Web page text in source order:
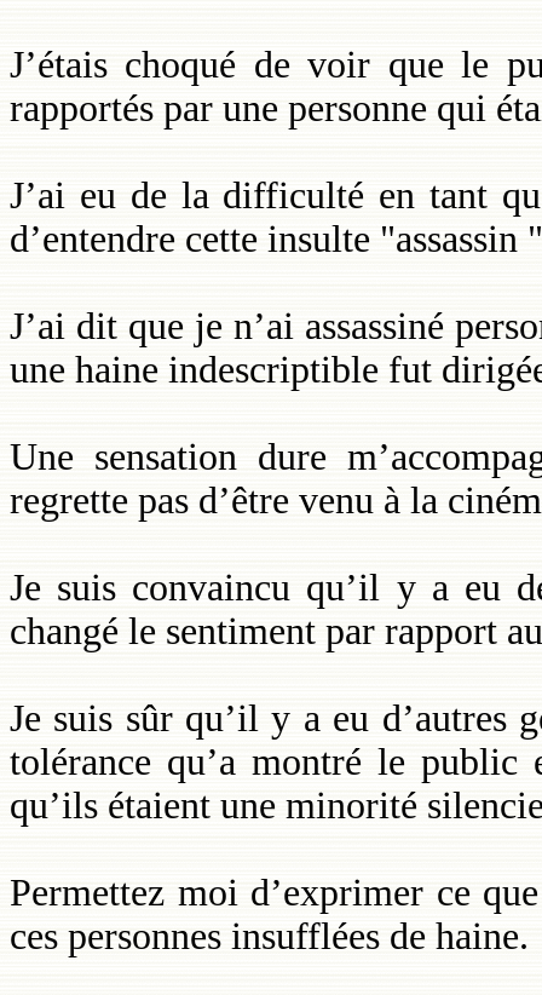
J’étais choqué de voir que le
rapportés par une personne qui
J’ai eu de la difficulté en tant
d’entendre cette insulte
J’ai dit que je n’ai assassiné
une haine indescriptible fut
Une sensation dure
regrette pas d’être venu à la
Je suis convaincu qu’il y a eu
changé le sentiment par rapport
Je suis sûr qu’il y a eu d’autres
tolérance qu’a montré le
qu’ils étaient une minorité
Permettez moi d’exprimer ce
ces personnes insufflées de haine.